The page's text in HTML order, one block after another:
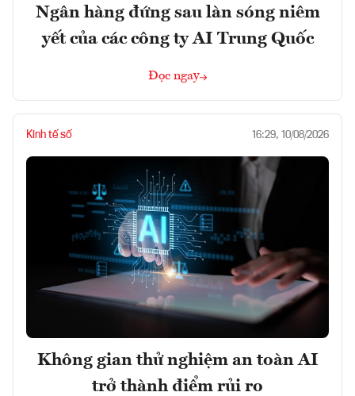
Ngân hàng đứng sau làn sóng niêm
yết của các công ty AI Trung Quốc
Đọc ngay
Kinh tế số 16:29, 10/08/2026
Không gian thử nghiệm an toàn AI
trở thành điểm rủi ro